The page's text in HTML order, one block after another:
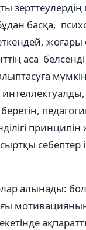
басқа,
жоғары
аса
беретін,
принципін
себептер
алынады: